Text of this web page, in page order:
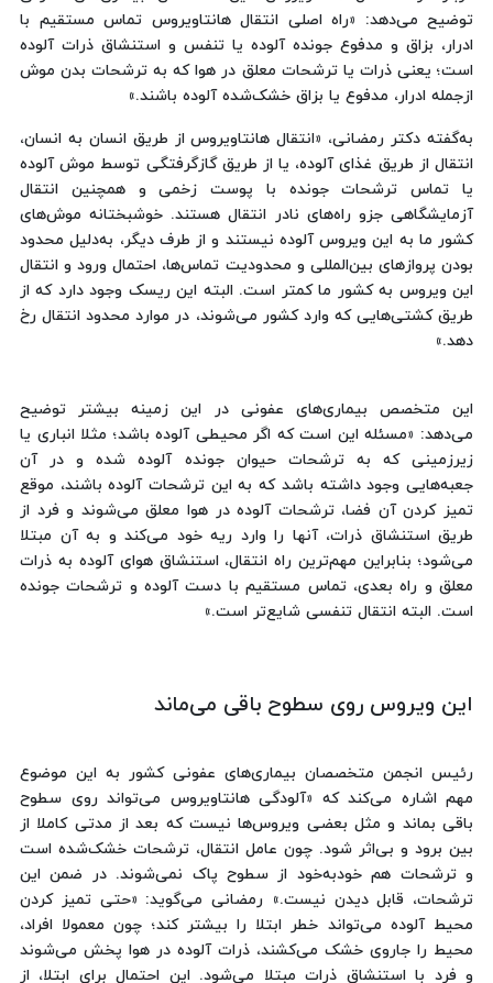
توضیح می‌دهد: «راه اصلی انتقال هانتاویروس تماس مستقیم با
ادرار، بزاق و مدفوع جونده آلوده یا تنفس و استنشاق ذرات آلوده
است؛ یعنی ذرات یا ترشحات معلق در هوا که به ترشحات بدن موش
ازجمله ادرار، مدفوع یا بزاق خشک‌شده آلوده باشند.»
به‌گفته دکتر رمضانی، «انتقال هانتاویروس از طریق انسان به انسان،
انتقال از طریق غذای آلوده، یا از طریق گازگرفتگی توسط موش آلوده
یا تماس ترشحات جونده با پوست زخمی و همچنین انتقال
آزمایشگاهی جزو راه‌های نادر انتقال هستند. خوشبختانه موش‌های
کشور ما به این ویروس آلوده نیستند و از طرف دیگر، به‌دلیل محدود
بودن پروازهای بین‌المللی و محدودیت تماس‌ها، احتمال ورود و انتقال
این ویروس به کشور ما کمتر است. البته این ریسک وجود دارد که از
طریق کشتی‌هایی که وارد کشور می‌شوند، در موارد محدود انتقال رخ
دهد.»
این متخصص بیماری‌های عفونی در این زمینه بیشتر توضیح
می‌دهد: «مسئله این است که اگر محیطی آلوده باشد؛ مثلا انباری یا
زیرزمینی که به ترشحات حیوان جونده آلوده شده و در آن
جعبه‌هایی وجود داشته باشد که به این ترشحات آلوده باشند، موقع
تمیز کردن آن فضا، ترشحات آلوده در هوا معلق می‌شوند و فرد از
طریق استنشاق ذرات، آنها را وارد ریه خود می‌کند و به آن مبتلا
می‌شود؛ بنابراین مهم‌ترین راه انتقال، استنشاق هوای آلوده به ذرات
معلق و راه بعدی، تماس مستقیم با دست آلوده و ترشحات جونده
است. البته انتقال تنفسی شایع‌تر است.»
این ویروس روی سطوح باقی می‌ماند
رئیس انجمن متخصصان بیماری‌های عفونی کشور به این موضوع
مهم اشاره می‌کند که «آلودگی هانتاویروس می‌تواند روی سطوح
باقی بماند و مثل بعضی ویروس‌ها نیست که بعد از مدتی کاملا از
بین برود و بی‌اثر شود. چون عامل انتقال، ترشحات خشک‌شده است
و ترشحات هم خودبه‌خود از سطوح پاک نمی‌شوند. در ضمن این
ترشحات، قابل دیدن نیست.» رمضانی می‌گوید: «حتی تمیز کردن
محیط آلوده می‌تواند خطر ابتلا را بیشتر کند؛ چون معمولا افراد،
محیط را جاروی خشک می‌کشند، ذرات آلوده در هوا پخش می‌شوند
و فرد با استنشاق ذرات مبتلا می‌شود. این احتمال برای ابتلا، از